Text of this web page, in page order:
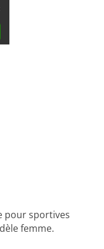
pour sportives
femme.